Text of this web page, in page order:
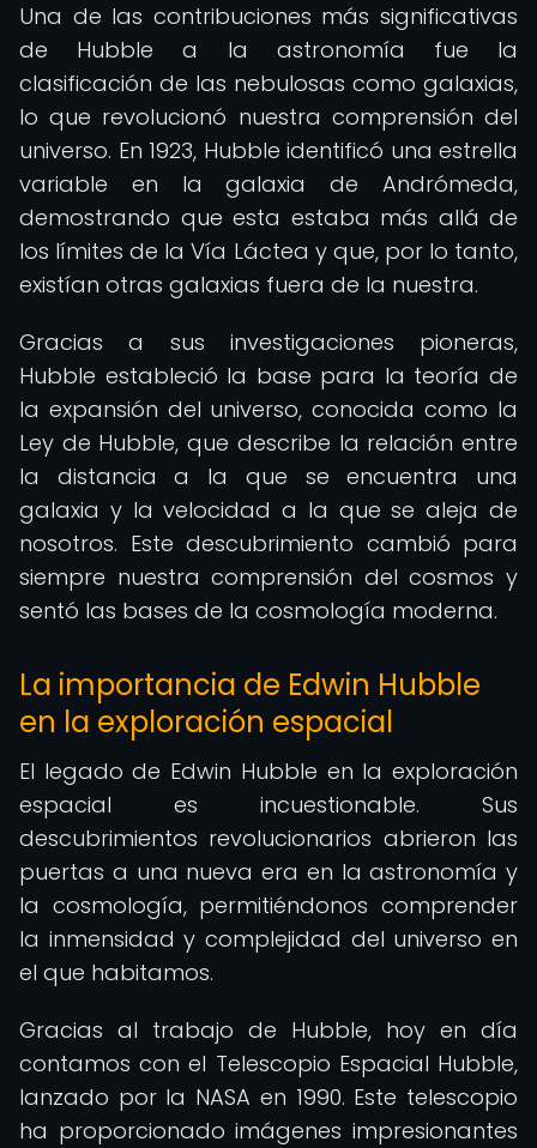
Una de las contribuciones más significativas
de Hubble a la astronomía fue la
clasificación de las nebulosas como galaxias,
lo que revolucionó nuestra comprensión del
universo. En 1923, Hubble identificó una estrella
variable en la galaxia de Andrómeda,
demostrando que esta estaba más allá de
los límites de la Vía Láctea y que, por lo tanto,
existían otras galaxias fuera de la nuestra.
Gracias a sus investigaciones pioneras,
Hubble estableció la base para la teoría de
la expansión del universo, conocida como la
Ley de Hubble, que describe la relación entre
la distancia a la que se encuentra una
galaxia y la velocidad a la que se aleja de
nosotros. Este descubrimiento cambió para
siempre nuestra comprensión del cosmos y
sentó las bases de la cosmología moderna.
La importancia de Edwin Hubble
en la exploración espacial
El legado de Edwin Hubble en la exploración
espacial es incuestionable. Sus
descubrimientos revolucionarios abrieron las
puertas a una nueva era en la astronomía y
la cosmología, permitiéndonos comprender
la inmensidad y complejidad del universo en
el que habitamos.
Gracias al trabajo de Hubble, hoy en día
contamos con el Telescopio Espacial Hubble,
lanzado por la NASA en 1990. Este telescopio
ha proporcionado imágenes impresionantes